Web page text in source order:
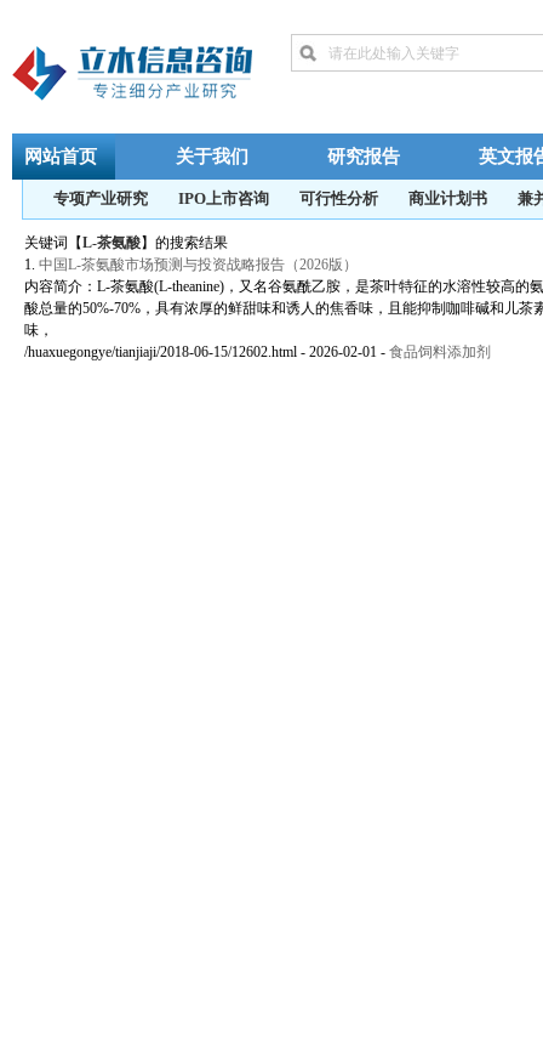
网站首页 关于我们 研究报告 英文报
专项产业研究 IPO上市咨询 可行性分析 商业计划书 兼
关键词【L-茶氨酸】的搜索结果
1. 中国L-茶氨酸市场预测与投资战略报告（2026版）
内容简介：L-茶氨酸(L-theanine)，又名谷氨酰乙胺，是茶叶特征的水溶性较高的
酸总量的50%-70%，具有浓厚的鲜甜味和诱人的焦香味，且能抑制咖啡碱和儿茶
味，
/huaxuegongye/tianjiaji/2018-06-15/12602.html - 2026-02-01 - 食品饲料添加剂